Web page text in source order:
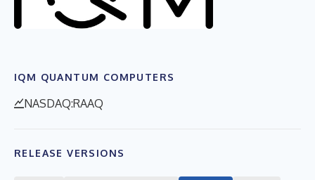
IQM QUANTUM COMPUTERS
NASDAQ:RAAQ
RELEASE VERSIONS